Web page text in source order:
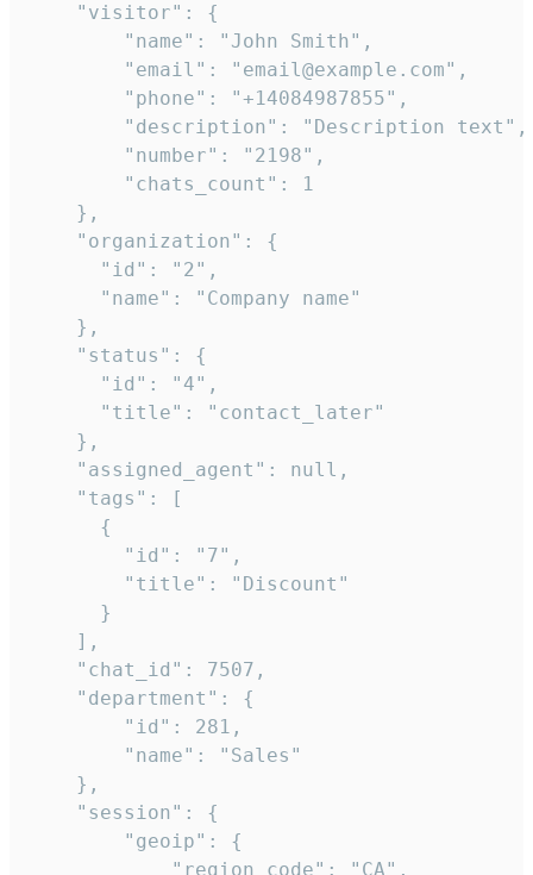
    "visitor": {
        "name": "John Smith",
        "email": "email@example.com",
        "phone": "+14084987855",
        "description": "Description text",
        "number": "2198",
        "chats_count": 1
    },
    "organization": {
      "id": "2",
      "name": "Company name"
    },
    "status": {
      "id": "4",
      "title": "contact_later"
    },
    "assigned_agent": null,
    "tags": [
      {
        "id": "7",
        "title": "Discount"
      }
    ],
    "chat_id": 7507,
    "department": {
        "id": 281,
        "name": "Sales"
    },
    "session": {
        "geoip": {
            "region_code": "CA",